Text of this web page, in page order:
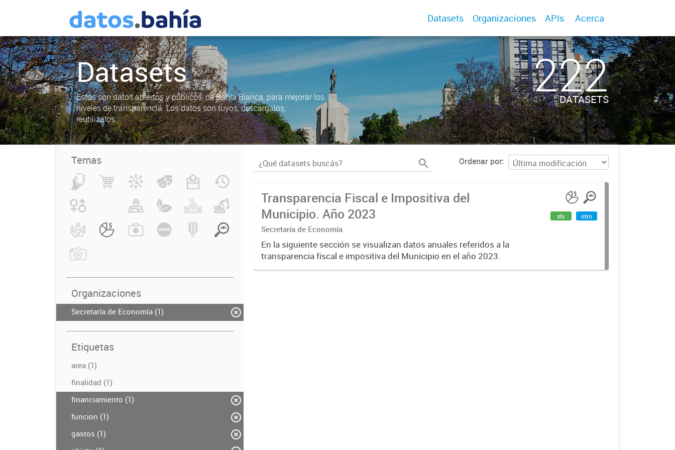
Datasets Organizaciones APIs Acerca
Datasets
Estos son datos abiertos y públicos, de Bahía Blanca, para mejorar los
niveles de transparencia. Los datos son tuyos, descargalos,
reutilizalos.
222
DATASETS
Temas
Organizaciones
Secretaría de Economía (1)
Etiquetas
area (1)
finalidad (1)
financiamiento (1)
funcion (1)
gastos (1)
Ordenar por
Transparencia Fiscal e Impositiva del
Municipio. Año 2023
Secretaría de Economía
En la siguiente sección se visualizan datos anuales referidos a la
transparencia fiscal e impositiva del Municipio en el año 2023.
xls otro